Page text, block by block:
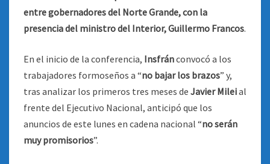
entre gobernadores del Norte Grande, con la
presencia del ministro del Interior, Guillermo Francos.
En el inicio de la conferencia, Insfránconvocó a los
trabajadores formoseños a “no bajar los brazos” y,
tras analizar los primeros tres meses de Javier Mileial
frente del Ejecutivo Nacional, anticipó que los
anuncios de este lunes en cadena nacional “no serán
muy promisorios”.